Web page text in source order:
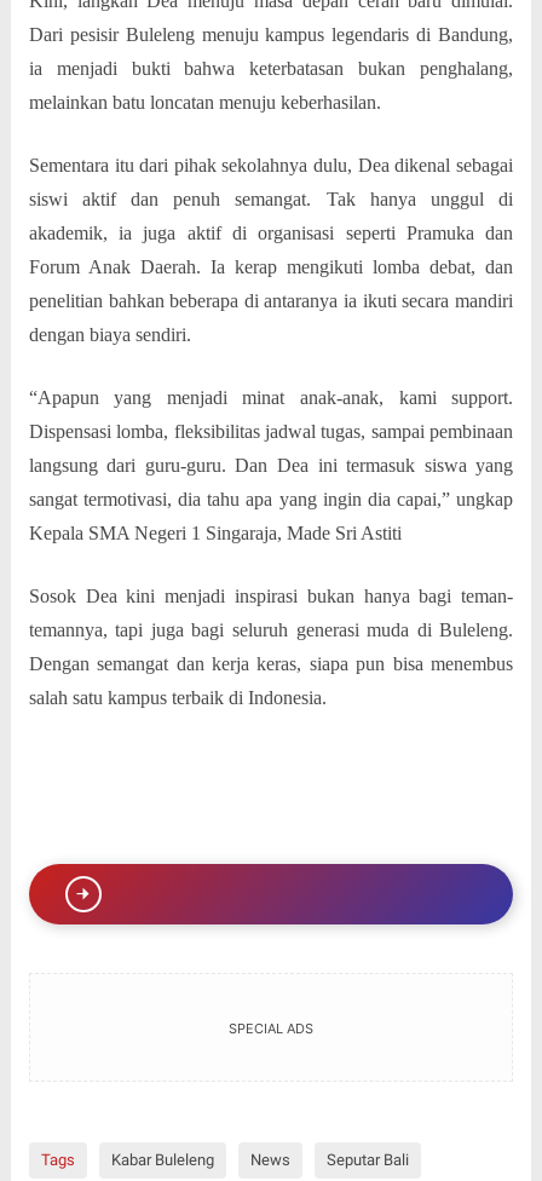
Dari pesisir Buleleng menuju kampus legendaris di Bandung,
ia menjadi bukti bahwa keterbatasan bukan penghalang,
melainkan batu loncatan menuju keberhasilan.
Sementara itu dari pihak sekolahnya dulu, Dea dikenal sebagai
siswi aktif dan penuh semangat. Tak hanya unggul di
akademik, ia juga aktif di organisasi seperti Pramuka dan
Forum Anak Daerah. Ia kerap mengikuti lomba debat, dan
penelitian bahkan beberapa di antaranya ia ikuti secara mandiri
dengan biaya sendiri.
“Apapun yang menjadi minat anak-anak, kami support.
Dispensasi lomba, fleksibilitas jadwal tugas, sampai pembinaan
langsung dari guru-guru. Dan Dea ini termasuk siswa yang
sangat termotivasi, dia tahu apa yang ingin dia capai,” ungkap
Kepala SMA Negeri 1 Singaraja, Made Sri Astiti
Sosok Dea kini menjadi inspirasi bukan hanya bagi teman-
temannya, tapi juga bagi seluruh generasi muda di Buleleng.
Dengan semangat dan kerja keras, siapa pun bisa menembus
salah satu kampus terbaik di Indonesia.
SPECIAL ADS
Tags Kabar Buleleng News Seputar Bali